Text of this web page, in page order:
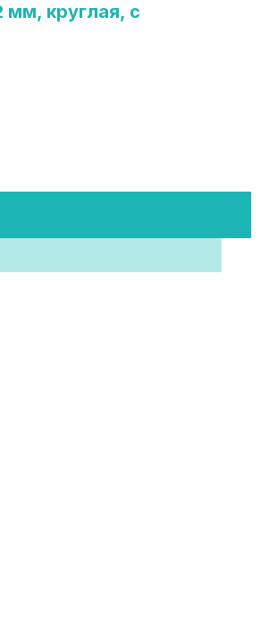
мм, круглая, с